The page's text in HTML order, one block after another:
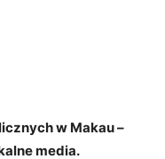
w Makau –
media.